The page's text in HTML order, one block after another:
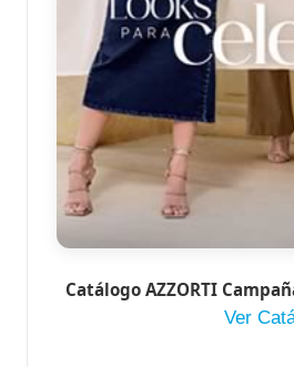
Catálogo AZZORTI
Ver